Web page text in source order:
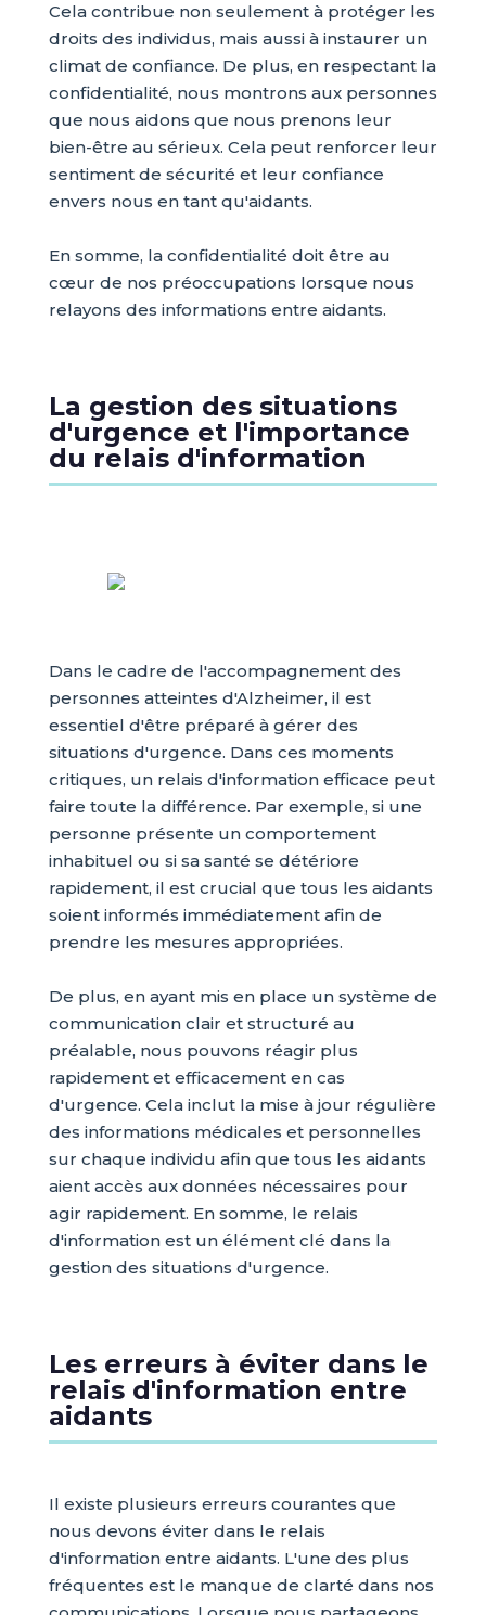
Cela contribue non seulement à protéger les
droits des individus, mais aussi à instaurer un
climat de confiance. De plus, en respectant la
confidentialité, nous montrons aux personnes
que nous aidons que nous prenons leur
bien-être au sérieux. Cela peut renforcer leur
sentiment de sécurité et leur confiance
envers nous en tant qu'aidants.
En somme, la confidentialité doit être au
cœur de nos préoccupations lorsque nous
relayons des informations entre aidants.
La gestion des situations
d'urgence et l'importance
du relais d'information
Dans le cadre de l'accompagnement des
personnes atteintes d'Alzheimer, il est
essentiel d'être préparé à gérer des
situations d'urgence. Dans ces moments
critiques, un relais d'information efficace peut
faire toute la différence. Par exemple, si une
personne présente un comportement
inhabituel ou si sa santé se détériore
rapidement, il est crucial que tous les aidants
soient informés immédiatement afin de
prendre les mesures appropriées.
De plus, en ayant mis en place un système de
communication clair et structuré au
préalable, nous pouvons réagir plus
rapidement et efficacement en cas
d'urgence. Cela inclut la mise à jour régulière
des informations médicales et personnelles
sur chaque individu afin que tous les aidants
aient accès aux données nécessaires pour
agir rapidement. En somme, le relais
d'information est un élément clé dans la
gestion des situations d'urgence.
Les erreurs à éviter dans le
relais d'information entre
aidants
Il existe plusieurs erreurs courantes que
nous devons éviter dans le relais
d'information entre aidants. L'une des plus
fréquentes est le manque de clarté dans nos